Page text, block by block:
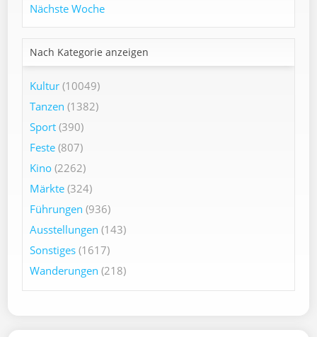
Nächste Woche
Nach Kategorie anzeigen
Kultur (10049)
Tanzen (1382)
Sport (390)
Feste (807)
Kino (2262)
Märkte (324)
Führungen (936)
Ausstellungen (143)
Sonstiges (1617)
Wanderungen (218)